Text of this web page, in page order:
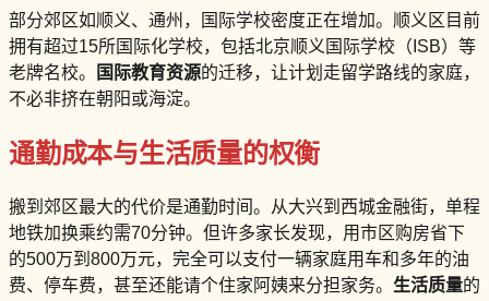
部分郊区如顺义、通州，国际学校密度正在增加。顺义区目前
拥有超过15所国际化学校，包括北京顺义国际学校（ISB）等
老牌名校。
国际教育资源的迁移，让计划走留学路线的家庭，
不必非挤在朝阳或海淀。
通勤成本与生活质量的权衡
搬到郊区最大的代价是通勤时间。从大兴到西城金融街，单程
地铁加换乘约需70分钟。但许多家长发现，用市区购房省下
的500万到800万元，完全可以支付一辆家庭用车和多年的油
费、停车费，甚至还能请个住家阿姨来分担家务。 生活质量的